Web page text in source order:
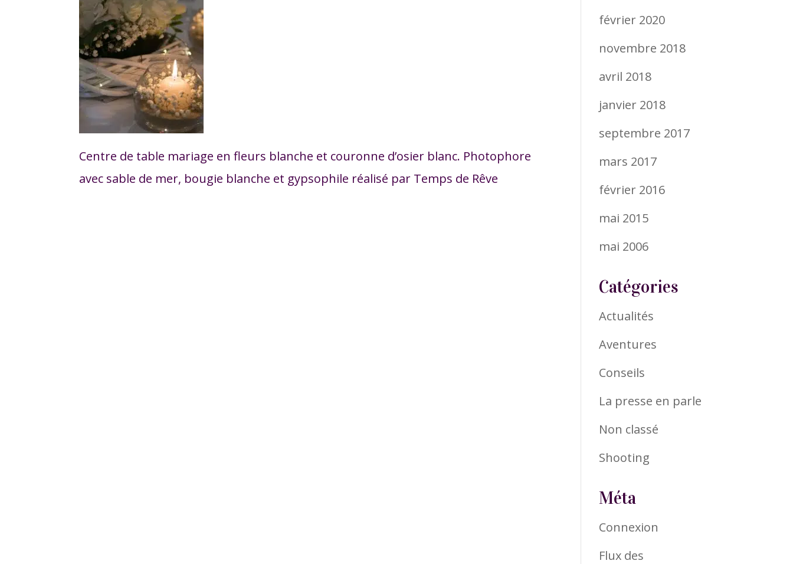
Centre de table mariage en fleurs blanche et couronne d’osier blanc. Photophore
avec sable de mer, bougie blanche et gypsophile réalisé par Temps de Rêve
février 2020
novembre 2018
avril 2018
janvier 2018
septembre 2017
mars 2017
février 2016
mai 2015
mai 2006
Catégories
Actualités
Aventures
Conseils
La presse en parle
Non classé
Shooting
Méta
Connexion
Flux des